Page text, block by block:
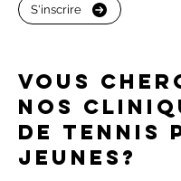
S'inscrire
Vous
nos
de tennis
jeunes?